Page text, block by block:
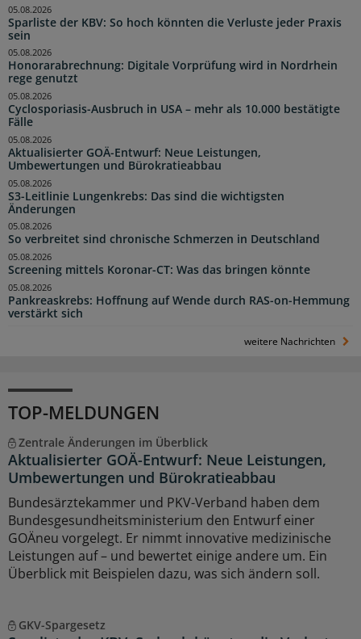
Sparliste der KBV: So hoch könnten die Verluste jeder Praxis
sein
05.08.2026
Honorarabrechnung: Digitale Vorprüfung wird in Nordrhein
rege genutzt
05.08.2026
Cyclosporiasis-Ausbruch in USA – mehr als 10.000 bestätigte
Fälle
05.08.2026
Aktualisierter GOÄ-Entwurf: Neue Leistungen,
Umbewertungen und Bürokratieabbau
05.08.2026
S3-Leitlinie Lungenkrebs: Das sind die wichtigsten
Änderungen
05.08.2026
So verbreitet sind chronische Schmerzen in Deutschland
05.08.2026
Screening mittels Koronar-CT: Was das bringen könnte
05.08.2026
Pankreaskrebs: Hoffnung auf Wende durch RAS-on-Hemmung
verstärkt sich
05.08.2026
weitere Nachrichten
TOP-MELDUNGEN
Zentrale Änderungen im Überblick
Aktualisierter GOÄ-Entwurf: Neue Leistungen,
Umbewertungen und Bürokratieabbau
Bundesärztekammer und PKV-Verband haben dem
Bundesgesundheitsministerium den Entwurf einer
GOÄneu vorgelegt. Er nimmt innovative medizinische
Leistungen auf – und bewertet einige andere um. Ein
Überblick mit Beispielen dazu, was sich ändern soll.
GKV-Spargesetz